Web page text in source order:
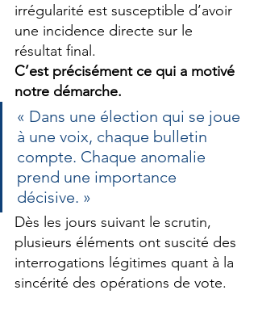
irrégularité est susceptible d’avoir
une incidence directe sur le
résultat final.
C’est précisément ce qui a motivé
notre démarche.
« Dans une élection qui se joue
à une voix, chaque bulletin
compte. Chaque anomalie
prend une importance
décisive. »
Dès les jours suivant le scrutin,
plusieurs éléments ont suscité des
interrogations légitimes quant à la
sincérité des opérations de vote.